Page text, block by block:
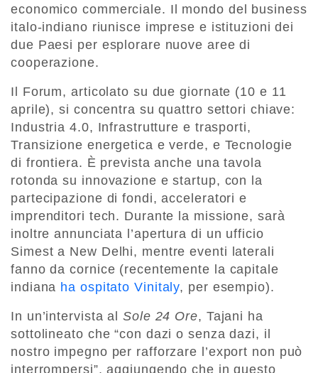
economico commerciale. Il mondo del business
italo-indiano riunisce imprese e istituzioni dei
due Paesi per esplorare nuove aree di
cooperazione.
Il Forum, articolato su due giornate (10 e 11
aprile), si concentra su quattro settori chiave:
Industria 4.0, Infrastrutture e trasporti,
Transizione energetica e verde, e Tecnologie
di frontiera. È prevista anche una tavola
rotonda su innovazione e startup, con la
partecipazione di fondi, acceleratori e
imprenditori tech. Durante la missione, sarà
inoltre annunciata l’apertura di un ufficio
Simest a New Delhi, mentre eventi laterali
fanno da cornice (recentemente la capitale
indiana ha ospitato Vinitaly, per esempio).
In un’intervista al Sole 24 Ore, Tajani ha
sottolineato che “con dazi o senza dazi, il
nostro impegno per rafforzare l’export non può
interrompersi”, aggiungendo che in questo